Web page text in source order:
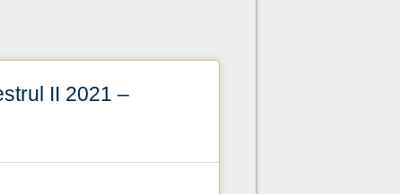
II 2021 –